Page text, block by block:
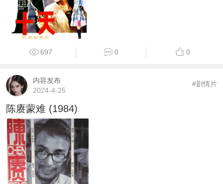
697 0 0
内容发布
2024-4-25
#剧情片
陈赓蒙难 (1984)